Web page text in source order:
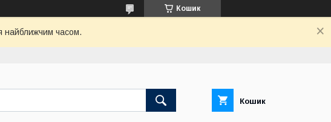
Кошик
найближчим часом.
Кошик